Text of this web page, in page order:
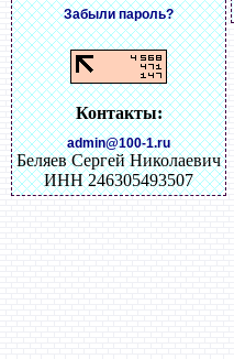
Забыли пароль?
Контакты:
admin@100-1.ru
Беляев Сергей Николаевич
ИНН 246305493507